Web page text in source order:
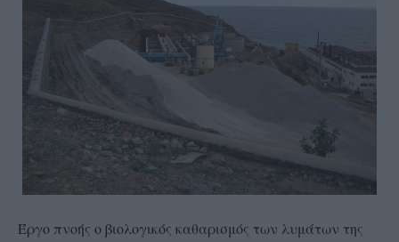
Έργο πνοής ο βιολογικός καθαρισμός των λυμάτων της